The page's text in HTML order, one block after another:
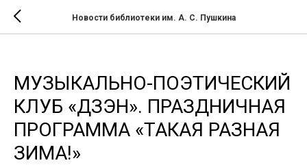
Новости библиотеки им. А. С. Пушкина
МУЗЫКАЛЬНО-ПОЭТИЧЕСКИЙ
КЛУБ «ДЗЭН». ПРАЗДНИЧНАЯ
ПРОГРАММА «ТАКАЯ РАЗНАЯ
ЗИМА!»